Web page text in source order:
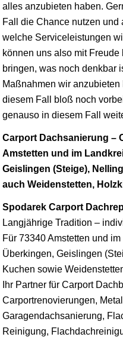
alles anzubieten haben.
Fall die Chance nutzen und
welche Serviceleistungen
können uns also mit
bringen, was noch denkbar
Maßnahmen wir
diesem Fall bloß noch
genauso in diesem Fall
Carport Dachsanierung –
Amstetten und im
Geislingen (Steige),
auch Weidenstetten,
Spodarek Carport
Langjährige Tradition –
Für 73340 Amstetten und
Überkingen, Geislingen
Kuchen sowie
Ihr Partner für Carport
Carportrenovierungen,
Garagendachsanierung,
Reinigung,